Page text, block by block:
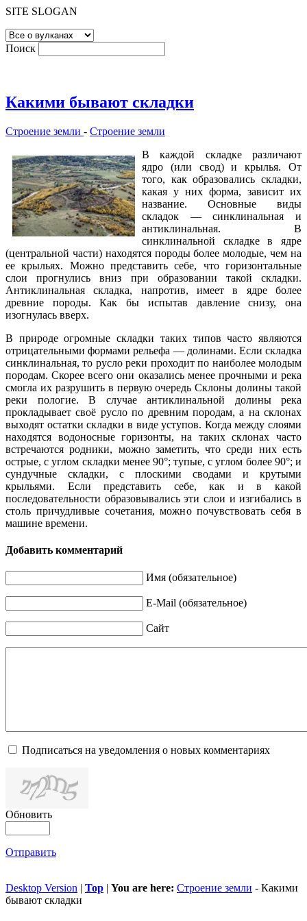
SITE SLOGAN
Поиск
Какими бывают складки
Строение земли - Строение земли
В каждой складке различают
ядро (или свод) и крылья. От
того, как образовались складки,
какая у них форма, зависит их
название. Основные виды
складок — синклинальная и
антиклинальная. В
синклинальной складке в ядре
(центральной части) находятся породы более молодые, чем на
ее крыльях. Можно представить себе, что горизонтальные
слои прогнулись вниз при образовании такой складки.
Антиклинальная складка, напротив, имеет в ядре более
древние породы. Как бы испытав давление снизу, она
изогнулась вверх.
В природе огромные складки таких типов часто являются
отрицательными формами рельефа — долинами. Если складка
синклинальная, то русло реки проходит по наиболее молодым
породам. Скорее всего они оказались менее прочными и река
смогла их разрушить в первую очередь Склоны долины такой
реки пологие. В случае антиклинальной долины река
прокладывает своё русло по древним породам, а на склонах
выходят остатки складки в виде уступов. Когда между слоями
находятся водоносные горизонты, на таких склонах часто
встречаются родники, можно заметить, что среди них есть
острые, с углом складки менее 90°; тупые, с углом более 90°; и
сундучные складки, с плоскими сводами и крутыми
крыльями. Если представить себе, как и в какой
последовательности образовывались эти слои и изгибались в
столь причудливые сочетания, можно почувствовать себя в
машине времени.
Добавить комментарий
Имя (обязательное)
E-Mail (обязательное)
Сайт
Подписаться на уведомления о новых комментариях
Обновить
Отправить
Desktop Version | Top | You are here: Строение земли - Какими
бывают складки